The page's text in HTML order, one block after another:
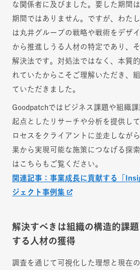
な関係者に及びました。要した期間
期間ではありません。ですが、わた
は丸井グループの戦略や戦術をデザ
から推進しうる人材の特定であり、
解決法です。対処法ではなく、本質
れていたからこそご理解いただき、
ていただきました。
Goodpatchではビジネス課題や組織
起点としたリサーチや分析を提供し
ロセスをクライアントに並走しなが
果から実現可能な施策につなげる探
はこちらもご覧ください。
関連記事：事業成長に貢献する「
ジェクト事例集
解決すべきは組織の構造的課
する人材の獲得
調査を通じて可視化した理想と現在